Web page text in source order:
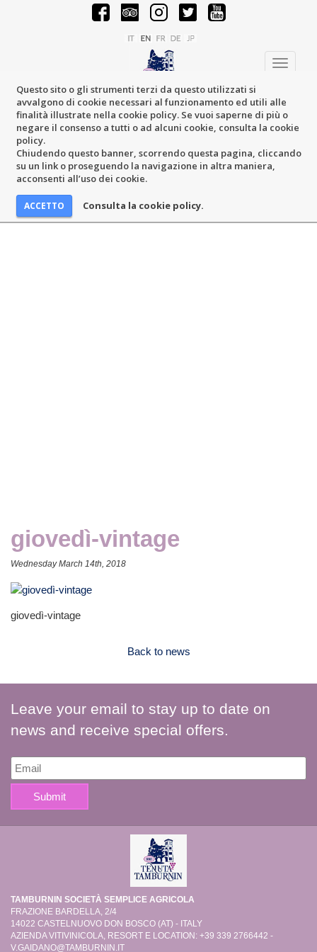
Questo sito o gli strumenti terzi da questo utilizzati si
avvalgono di cookie necessari al funzionamento ed utili alle
finalità illustrate nella cookie policy. Se vuoi saperne di più o
negare il consenso a tutti o ad alcuni cookie, consulta la cookie
policy.
Chiudendo questo banner, scorrendo questa pagina, cliccando
su un link o proseguendo la navigazione in altra maniera,
acconsenti all’uso dei cookie.
Consulta la cookie policy.
Toggle
giovedì-vintage
Wednesday March 14th, 2018
giovedì-vintage
Back to news
Leave your email to stay up to date on
news and receive special offers.
TAMBURNIN SOCIETÀ SEMPLICE AGRICOLA
FRAZIONE BARDELLA, 2/4
14022 CASTELNUOVO DON BOSCO (AT) - ITALY
AZIENDA VITIVINICOLA, RESORT E LOCATION: +39 339 2766442 -
V.GAIDANO@TAMBURNIN.IT